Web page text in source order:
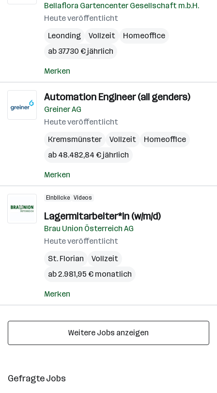
Bellaflora Gartencenter Gesellschaft m.b.H.
Heute veröffentlicht
Leonding
Vollzeit
Homeoffice
ab 37.730 € jährlich
Merken
Automation Engineer (all genders)
Greiner AG
Heute veröffentlicht
Kremsmünster
Vollzeit
Homeoffice
ab 48.482,84 € jährlich
Merken
Einblicke Videos
Lagermitarbeiter*in (w/m/d)
Brau Union Österreich AG
Heute veröffentlicht
St. Florian
Vollzeit
ab 2.981,95 € monatlich
Merken
Weitere Jobs anzeigen
Gefragte Jobs